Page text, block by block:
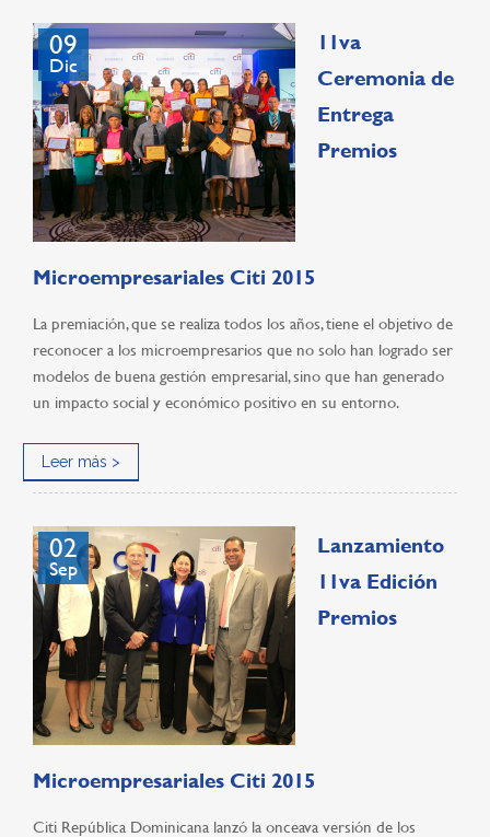
09
Dic
11va
Ceremonia de
Entrega
Premios
Microempresariales Citi 2015
La premiación, que se realiza todos los años, tiene el objetivo de
reconocer a los microempresarios que no solo han logrado ser
modelos de buena gestión empresarial, sino que han generado
un impacto social y económico positivo en su entorno.
Leer más >
02
Sep
Lanzamiento
11va Edición
Premios
Microempresariales Citi 2015
Citi República Dominicana lanzó la onceava versión de los